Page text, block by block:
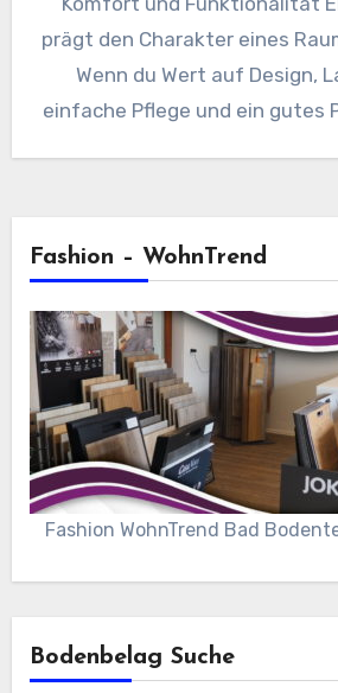
prägt den Charakter eines
Wenn du Wert auf Design,
einfache Pflege und ein gutes
Fashion – WohnTrend
Fashion WohnTrend Bad
Bodenbelag Suche